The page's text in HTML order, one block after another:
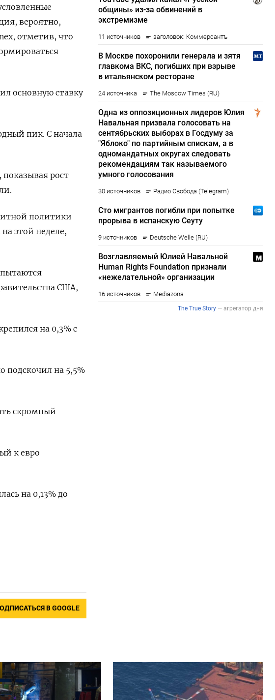
вероятно,
отметив, что
основную ставку
пик. С начала
рост
политики
этой неделе,
США,
на 0,3% с
подскочил на 5,5%
скромный
к евро
на 0,13% до
В GOOGLE